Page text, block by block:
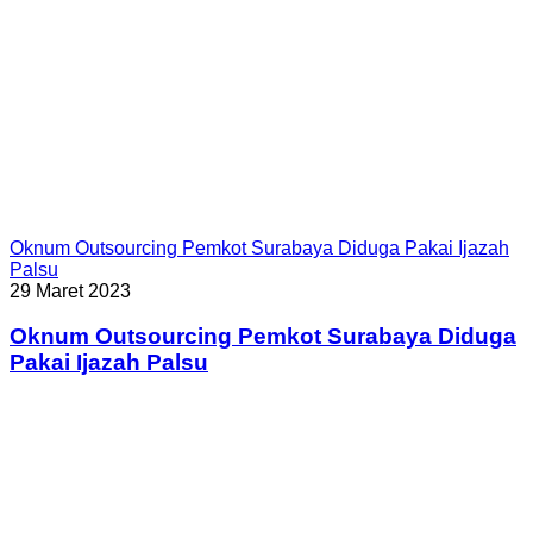
Oknum Outsourcing Pemkot Surabaya Diduga Pakai Ijazah
Palsu
29 Maret 2023
Oknum Outsourcing Pemkot Surabaya Diduga
Pakai Ijazah Palsu